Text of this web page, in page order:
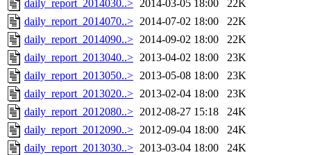
daily_report_2014030..> 2014-03-05 18:00
22K
daily_report_2014070..> 2014-07-02 18:00
22K
daily_report_2014090..> 2014-09-02 18:00
22K
daily_report_2013040..> 2013-04-02 18:00
23K
daily_report_2013050..> 2013-05-08 18:00
23K
daily_report_2013020..> 2013-02-04 18:00
23K
daily_report_2012080..> 2012-08-27 15:18
24K
daily_report_2012090..> 2012-09-04 18:00
24K
daily_report_2013030..> 2013-03-04 18:00
24K